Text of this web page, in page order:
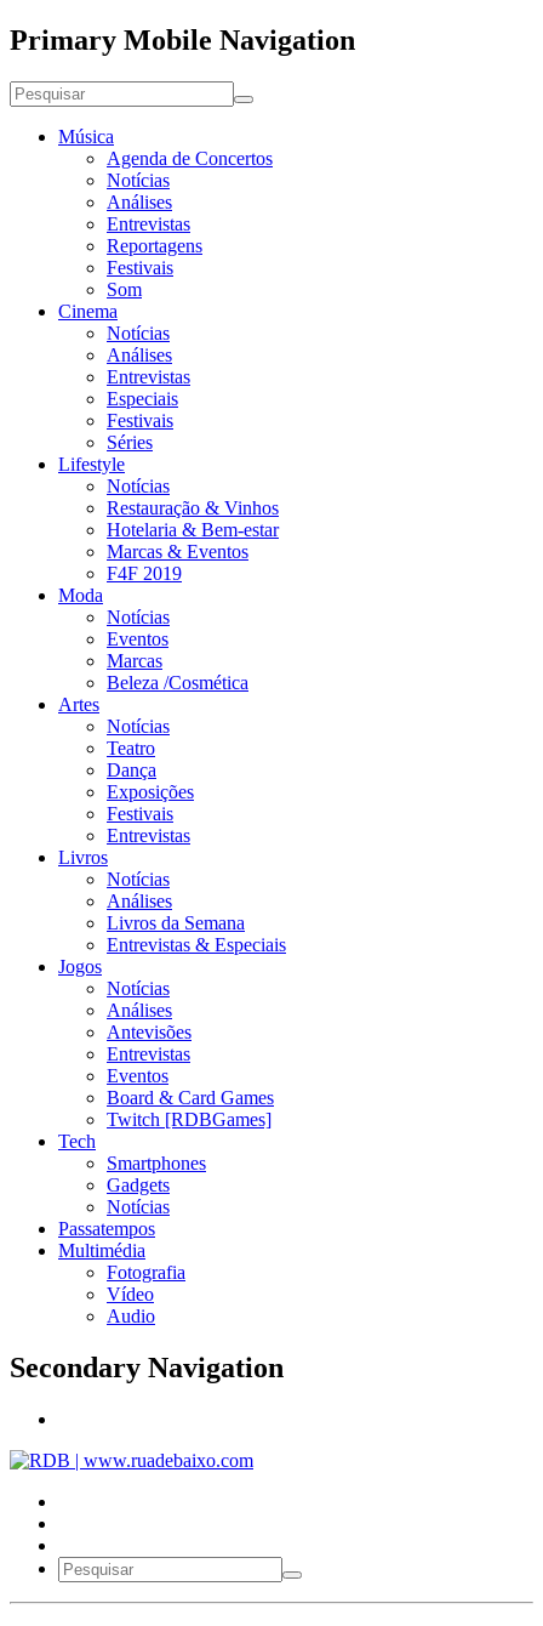
Primary Mobile Navigation
Música
Agenda de Concertos
Notícias
Análises
Entrevistas
Reportagens
Festivais
Som
Cinema
Notícias
Análises
Entrevistas
Especiais
Festivais
Séries
Lifestyle
Notícias
Restauração & Vinhos
Hotelaria & Bem-estar
Marcas & Eventos
F4F 2019
Moda
Notícias
Eventos
Marcas
Beleza /Cosmética
Artes
Notícias
Teatro
Dança
Exposições
Festivais
Entrevistas
Livros
Notícias
Análises
Livros da Semana
Entrevistas & Especiais
Jogos
Notícias
Análises
Antevisões
Entrevistas
Eventos
Board & Card Games
Twitch [RDBGames]
Tech
Smartphones
Gadgets
Notícias
Passatempos
Multimédia
Fotografia
Vídeo
Audio
Secondary Navigation